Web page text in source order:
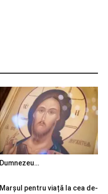
Dumnezeu…
Marșul pentru viață la cea de-